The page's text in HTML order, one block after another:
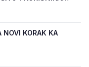
NOVI KORAK KA